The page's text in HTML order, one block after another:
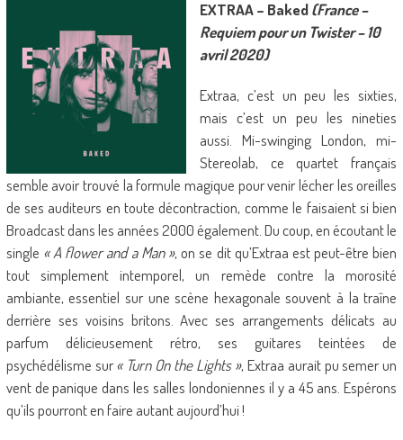
EXTRAA – Baked(France –
Requiem pour un Twister – 10
avril 2020)
Extraa, c’est un peu les sixties,
mais c’est un peu les nineties
aussi. Mi-swinging London, mi-
Stereolab, ce quartet français
semble avoir trouvé la formule magique pour venir lécher les oreilles
de ses auditeurs en toute décontraction, comme le faisaient si bien
Broadcast dans les années 2000 également. Du coup, en écoutant le
single « A flower and a Man », on se dit qu’Extraa est peut-être bien
tout simplement intemporel, un remède contre la morosité
ambiante, essentiel sur une scène hexagonale souvent à la traîne
derrière ses voisins britons. Avec ses arrangements délicats au
parfum délicieusement rétro, ses guitares teintées de
psychédélisme sur« Turn On the Lights », Extraa aurait pu semer un
vent de panique dans les salles londoniennes il y a 45 ans. Espérons
qu’ils pourront en faire autant aujourd’hui !